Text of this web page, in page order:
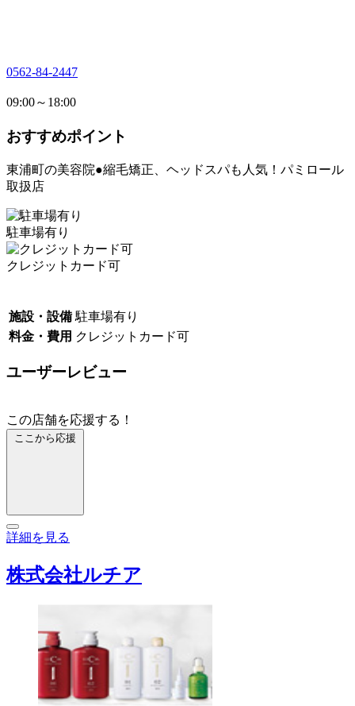
0562-84-2447
09:00～18:00
おすすめポイント
東浦町の美容院●縮毛矯正、ヘッドスパも人気！パミロール
取扱店
駐車場有り
クレジットカード可
施設・設備 駐車場有り
料金・費用 クレジットカード可
ユーザーレビュー
この店舗を応援する！
ここから応援
詳細を見る
株式会社ルチア